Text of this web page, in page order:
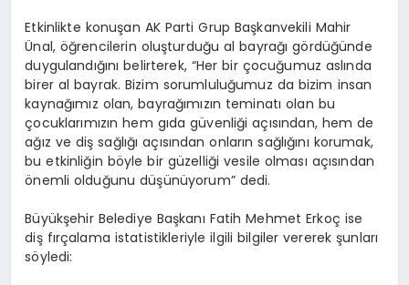
Etkinlikte konuşan AK Parti Grup Başkanvekili Mahir
Ünal, öğrencilerin oluşturduğu al bayrağı gördüğünde
duygulandığını belirterek, “Her bir çocuğumuz aslında
birer al bayrak. Bizim sorumluluğumuz da bizim insan
kaynağımız olan, bayrağımızın teminatı olan bu
çocuklarımızın hem gıda güvenliği açısından, hem de
ağız ve diş sağlığı açısından onların sağlığını korumak,
bu etkinliğin böyle bir güzelliği vesile olması açısından
önemli olduğunu düşünüyorum” dedi.
Büyükşehir Belediye Başkanı Fatih Mehmet Erkoç ise
diş fırçalama istatistikleriyle ilgili bilgiler vererek şunları
söyledi: